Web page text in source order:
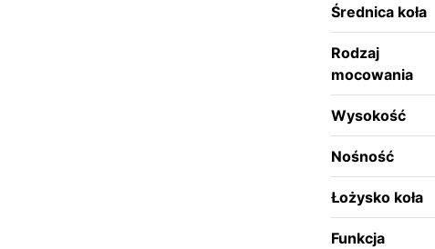
Średnica koła
Rodzaj
mocowania
Wysokość
Nośność
Łożysko koła
Funkcja